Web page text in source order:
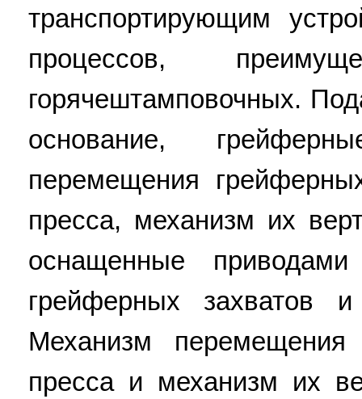
транспортирующим
процессов,
горячештамповочных.
основание,
перемещения
пресса, механизм их
оснащенные
грейферных захватов
Механизм перемещения
пресса и механизм их